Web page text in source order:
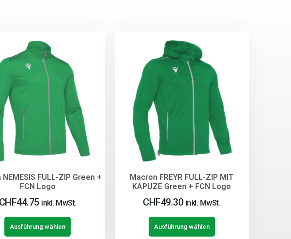
FULL-ZIP Green +
FCN Logo
CHF44.75 inkl. MwSt.
Ausführung wählen
Macron FREYR FULL-ZIP MIT
KAPUZE Green + FCN Logo
CHF49.30 inkl. MwSt.
Ausführung wählen